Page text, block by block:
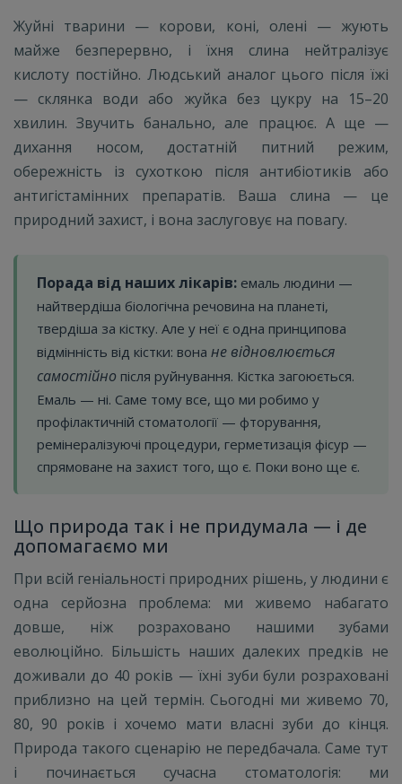
Жуйні тварини — корови, коні, олені — жують
майже безперервно, і їхня слина нейтралізує
кислоту постійно. Людський аналог цього після їжі
— склянка води або жуйка без цукру на 15–20
хвилин. Звучить банально, але працює. А ще —
дихання носом, достатній питний режим,
обережність із сухоткою після антибіотиків або
антигістамінних препаратів. Ваша слина — це
природний захист, і вона заслуговує на повагу.
Порада від наших лікарів: емаль людини —
найтвердіша біологічна речовина на планеті,
твердіша за кістку. Але у неї є одна принципова
відмінність від кістки: вона не відновлюється
самостійно після руйнування. Кістка загоюється.
Емаль — ні. Саме тому все, що ми робимо у
профілактичній стоматології — фторування,
ремінералізуючі процедури, герметизація фісур —
спрямоване на захист того, що є. Поки воно ще є.
Що природа так і не придумала — і де
допомагаємо ми
При всій геніальності природних рішень, у людини є
одна серйозна проблема: ми живемо набагато
довше, ніж розраховано нашими зубами
еволюційно. Більшість наших далеких предків не
доживали до 40 років — їхні зуби були розраховані
приблизно на цей термін. Сьогодні ми живемо 70,
80, 90 років і хочемо мати власні зуби до кінця.
Природа такого сценарію не передбачала. Саме тут
і починається сучасна стоматологія: ми